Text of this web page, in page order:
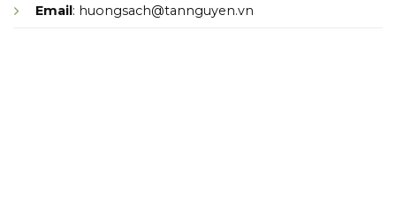
Email : huongsach@tannguyen.vn